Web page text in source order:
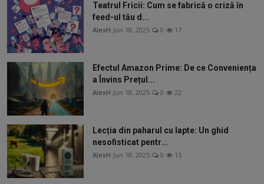
Teatrul Fricii: Cum se fabrică o criză în
feed-ul tău d...
AlexH Jun 18, 2025 0 17
Efectul Amazon Prime: De ce Conveniența
a Învins Prețul...
AlexH Jun 18, 2025 0 22
Lecția din paharul cu lapte: Un ghid
nesofisticat pentr...
AlexH Jun 18, 2025 0 15